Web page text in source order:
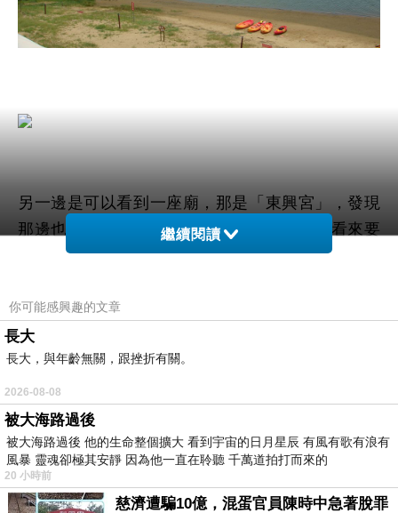
另一邊是可以看到一座廟，那是「東興宮」，發現
那邊也有人在玩水，而且好像不用門票哦，看來要
在地人或是地熟的人才知道。
繼續閱讀
你可能感興趣的文章
長大
長大，與年齡無關，跟挫折有關。
2026-08-08
被大海路過後
被大海路過後 他的生命整個擴大 看到宇宙的日月星辰 有風有歌有浪有
風暴 靈魂卻極其安靜 因為他一直在聆聽 千萬道拍打而來的
20 小時前
慈濟遭騙10億，混蛋官員陳時中急著脫罪